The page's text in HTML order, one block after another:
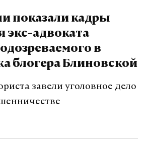
показали кадры
экс-адвоката
в
блогера Блиновской
завели уголовное дело